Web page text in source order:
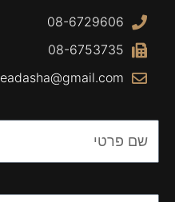
08-6729606
08-6753735
eadasha@gmail.com